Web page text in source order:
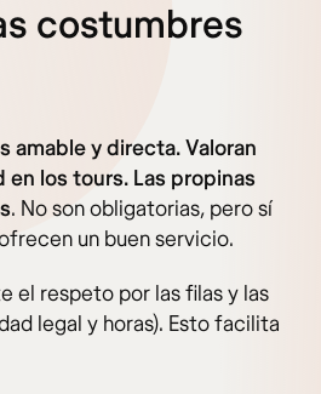
costumbres
amable y directa. Valoran
los tours. Las propinas
. No son obligatorias, pero sí
un buen servicio.
el respeto por las filas y las
legal y horas). Esto facilita